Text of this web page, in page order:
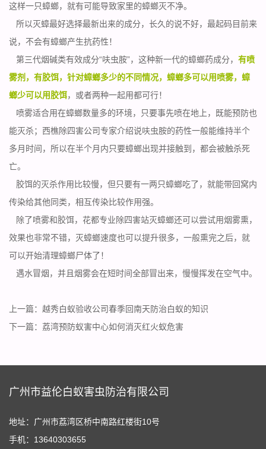
这样一只蟑螂，就有可能导致家里的蟑螂灭不净。
所以灭蟑最好选择最新出来的成分，长久的说不好，最起码目前来
说，不会有蟑螂产生抗药性！
第三代烟碱类有效成分“呋虫胺”，这种新一代的蟑螂药成分， 有喷
雾剂，有胶饵，针对蟑螂多少的不同情况，蟑螂多可以用喷雾，蟑
螂少可以用胶饵，或者两种一起用都可行！
喷雾适合用在蟑螂数量多的环境，只要事先喷在地上，既能预防也
能灭杀；西樵除四害公司专家介绍说呋虫胺的药性一般能维持半个
多月时间，所以在半个月内只要蟑螂出现并接触到，都会被触杀死
亡。
胶饵的灭杀作用 比较慢，但只要有一两只蟑螂吃了，就能带回窝内
传染给其他同类，相互传染比较作用强。
除了喷雾和胶饵，花都专业除四害站灭蟑螂还可以尝试用烟雾熏，
效果也非常不错，灭蟑螂速度也可以提升很多，一般熏完之后，就
可以开始清理蟑螂尸体了！
遇水冒烟，并且烟雾会在短时间全部冒出来，慢慢挥发在空气中。
上一篇： 越秀白蚁验收公司春季回南天防治白蚁的知识
下一篇： 荔湾预防蚁害中心如何消灭红火蚁危害
广州市益伦白蚁害虫防治有限公司
地址：广州市荔湾区桥中南路红楼街10号
手机：13640303655